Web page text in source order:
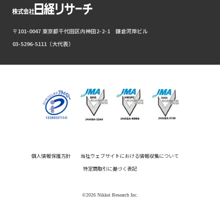
〒101-0047 東京都千代田区内神田2-2-1 鎌倉河岸ビル
03-5296-5111（大代表）
個人情報保護方針
当社ウェブサイトにおける情報収集について
特定商取引に基づく表記
©2026 Nikkei Research Inc.